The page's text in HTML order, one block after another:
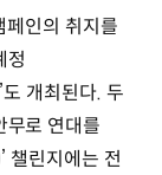
인의 취지를
정
개최된다. 두
무로 연대를
린지에는 전